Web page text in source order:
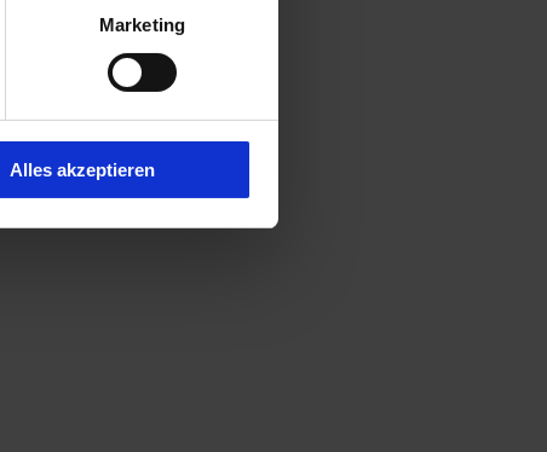
Marketing
Alles akzeptieren